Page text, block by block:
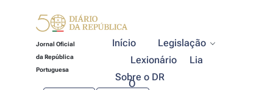
Jornal Oficial
da República
Portuguesa
Início
Legislação
Lexionário
Lia
Sobre o DR
O